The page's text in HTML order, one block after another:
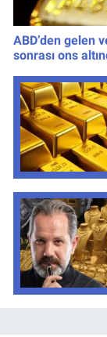
ABD’den gelen
sonrası ons